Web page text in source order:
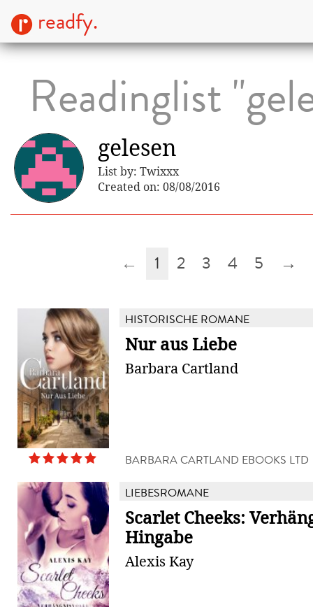
readfy.
Readinglist
gelesen
List by: Twixxx
Created on: 08/08/2016
← 1 2 3 4 5 →
HISTORISCHE ROMANE
Nur aus Liebe
Barbara Cartland
BARBARA CARTLAND EBOOKS LTD
LIEBESROMANE
Scarlet Cheeks:
Hingabe
Alexis Kay